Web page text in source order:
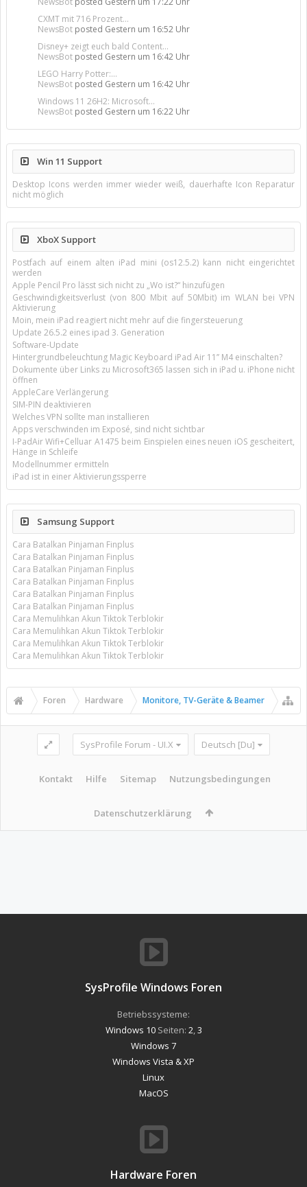
CXMT mit 716 Prozent...
NewsBot posted Gestern um 16:52 Uhr
Disney+ zeigt euch bald Content...
NewsBot posted Gestern um 16:42 Uhr
LEGO Harry Potter:...
NewsBot posted Gestern um 16:42 Uhr
Windows 11 26H2: Microsoft...
NewsBot posted Gestern um 16:22 Uhr
Win 11 Support
Desktop Icons werden immer wieder weiß, dauerhafte Icon Reparatur
nicht möglich
XboX Support
Postfach auf einem alten iPad mini (os12.5.2) kann nicht eingerichtet
werden
Apple Pencil Pro lässt sich nicht zu „Wo ist?“ hinzufügen
Geschwindigkeitsverlust (von 800 Mbit auf 50Mbit) im WLAN bei VPN
Aktivierung
Moin, mein iPad reagiert nicht mehr auf die fingersteuerung
Update 26.5.2 eines ipad 3. Generation
Software-Update
Hintergrundbeleuchtung Magic Keyboard iPad Air 11’’ M4 einschalten?
Dokumente über Links zu Microsoft365 lassen sich in iPad u. iPhone nicht
öffnen
AppleCare Verlängerung
SIM-PIN deaktivieren
Welches VPN sollte man installieren
Apps verschwinden im Exposé, sind nicht sichtbar
I-PadAir Wifi+Celluar A1475 beim Einspielen eines neuen iOS gescheitert,
Hänge in Schleife
Modellnummer ermitteln
iPad ist in einer Aktivierungssperre
Samsung Support
Cara Batalkan Pinjaman Finplus
Cara Batalkan Pinjaman Finplus
Cara Batalkan Pinjaman Finplus
Cara Batalkan Pinjaman Finplus
Cara Batalkan Pinjaman Finplus
Cara Batalkan Pinjaman Finplus
Cara Memulihkan Akun Tiktok Terblokir
Cara Memulihkan Akun Tiktok Terblokir
Cara Memulihkan Akun Tiktok Terblokir
Cara Memulihkan Akun Tiktok Terblokir
Foren Hardware Monitore, TV-Geräte & Beamer
SysProfile Forum - UI.X Deutsch [Du]
Kontakt Hilfe Sitemap Nutzungsbedingungen
Datenschutzerklärung
SysProfile Windows Foren
Betriebssysteme:
Windows 10Seiten: 2 3
Windows 7
Windows Vista & XP
Linux
MacOS
Hardware Foren